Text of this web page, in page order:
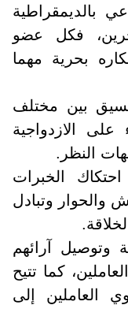
بالديمقراطية
فكل عضو
بحرية مهما
بين مختلف
على الازدواجية
النظر.
الخبرات
والحوار وتبادل
وتوصيل آرائهم
كما تتيح
إلى